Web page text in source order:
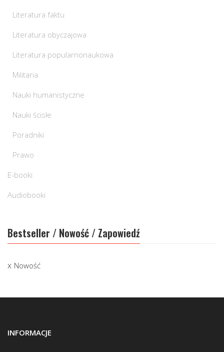
Literatura faktu
Literatura obyczajowa
Literatura popularnonaukowa
Militaria
Nauki humanistyczne
Nauki ścisłe
Poradniki
Prawo
E-booki
Audiobooki
Bestseller / Nowość / Zapowiedź
Nowość
INFORMACJE